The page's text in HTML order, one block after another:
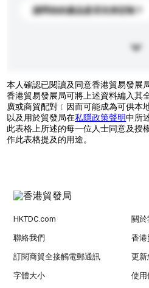
請問你的產品是否支持定制？
本人確認已閱讀及同意香港貿易發展
香港貿易發展局可將上述資料編入其
廣或商貿配對﹝因而可能成為可供本
以及用於貿發局在私隱政策聲明中所
此表格上所述的每一位人士同意及授
作此表格提及的用途。
HKTDC.com 關於
聯絡我們 香港
訂閱商貿全接觸電郵通訊 更新
字體大小 使用